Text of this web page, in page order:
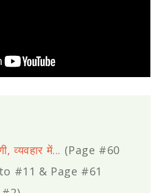
व्यवहार में... (Page #60
#11 & Page #61